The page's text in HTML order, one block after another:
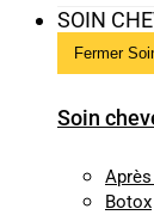
SOIN
Fermer
Soin
Botox